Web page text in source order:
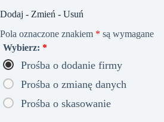
Dodaj - Zmień - Usuń
Pola oznaczone znakiem * są wymagane
Wybierz: *
Prośba o dodanie firmy
Prośba o zmianę danych
Prośba o skasowanie